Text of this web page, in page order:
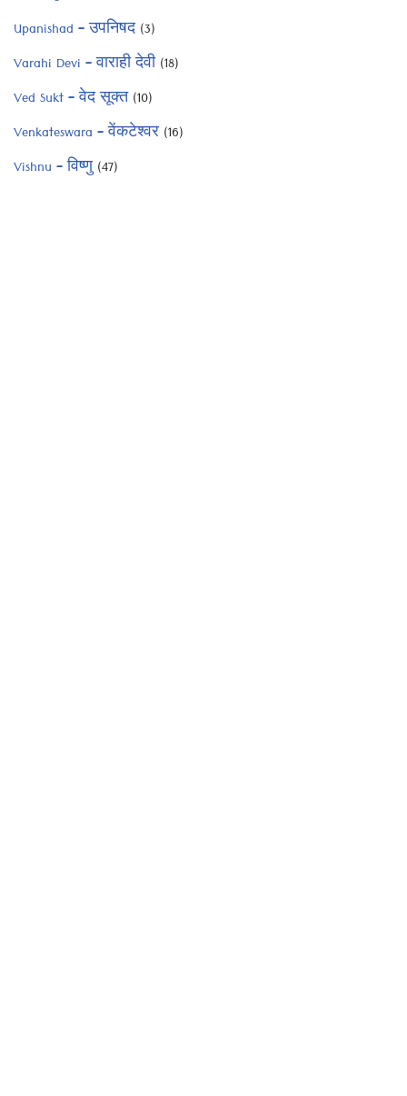
Upanishad – उपनिषद(3)
Varahi Devi – वाराही देवी(18)
Ved Sukt – वेद सूक्त(10)
Venkateswara – वेंकटेश्वर (16)
Vishnu – विष्णु(47)